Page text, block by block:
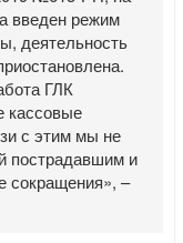
введен режим
деятельность
ГЛК
кассовые
с этим мы не
пострадавшим и
сокращения», –